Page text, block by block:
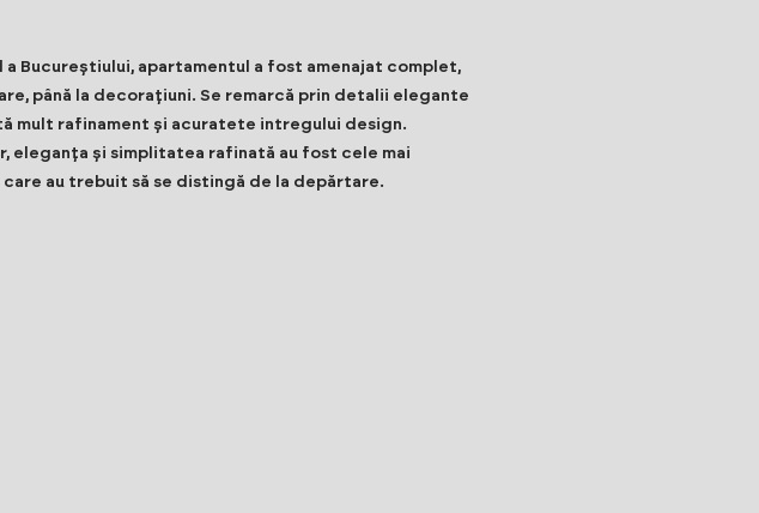
a Bucureștiului, apartamentul a fost amenajat complet,
până la decorațiuni. Se remarcă prin detalii elegante
mult rafinament și acuratete intregului design.
eleganța și simplitatea rafinată au fost cele mai
au trebuit să se distingă de la depărtare.